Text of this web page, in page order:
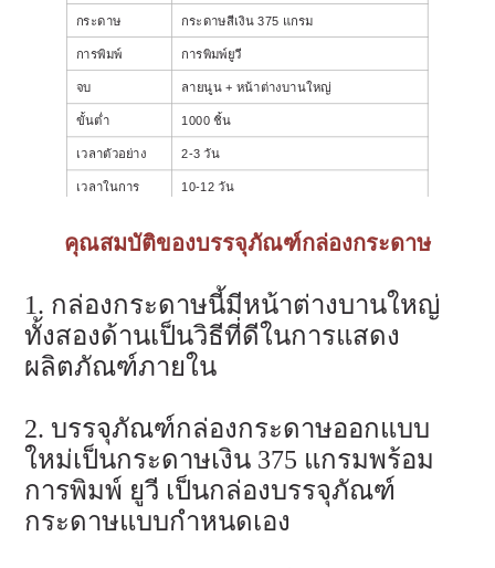
กระดาษ กระดาษสีเงิน 375 แกรม
การพิมพ์ การพิมพ์ยูวี
จบ ลายนูน + หน้าต่างบานใหญ่
ขั้นต่ำ 1000 ชิ้น
เวลาตัวอย่าง 2-3 วัน
เวลาในการ 10-12 วัน
คุณสมบัติของบรรจุภัณฑ์กล่องกระดาษ
1. กล่องกระดาษนี้มีหน้าต่างบานใหญ่
ทั้งสองด้านเป็นวิธีที่ดีในการแสดง
ผลิตภัณฑ์ภายใน
2. บรรจุภัณฑ์กล่องกระดาษออกแบบ
ใหม่เป็นกระดาษเงิน 375 แกรมพร้อม
การพิมพ์ ยูวี เป็นกล่องบรรจุภัณฑ์
กระดาษแบบกำหนดเอง